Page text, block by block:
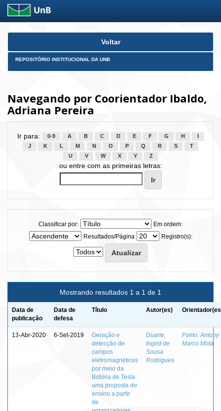
Skip
Voltar
REPOSITÓRIO INSTITUCIONAL DA UNB
Navegando por Coorientador Ibaldo,
Adriana Pereira
Ir para: 0-9 A B C D E F G H
J
K L M N O P Q R S
T
U
V W X Y Z
ou entre com as primeiras letras:
Classificar por:
Em ordem:
Resultados/Página
Registro(s):
Mostrando resultados 1 a 1 de 1
Data de
publicação
Data de
defesa
Título Autor(es)
13-Abr-2020 6-Set-2019
Geração e
detecção de
campos
eletromagnéticos
por meio da
Bobina de Tesla :
uma proposta de
ensino a partir
de
Duarte,
Ingrid de
Sousa
Rodrigues
Polito, Antony
Marco Mota